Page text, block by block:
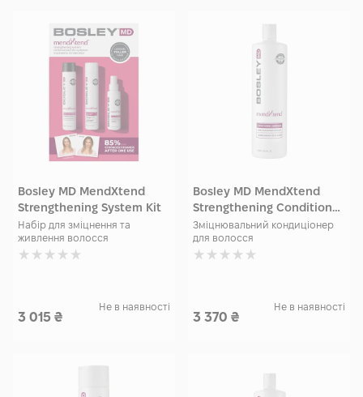
Bosley MD MendXtend
Strengthening System Kit
Набір для зміцнення та
живлення волосся
3 015 ₴
Не в наявності
Bosley MD MendXtend
Strengthening Conditioner
1000 мл
Зміцнювальний кондиціонер
для волосся
3 370 ₴
Не в наявності